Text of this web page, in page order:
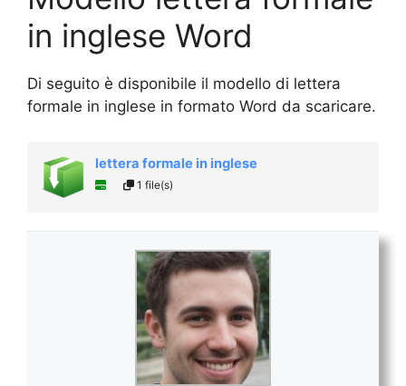
in inglese Word
Di seguito è disponibile il modello di lettera
formale in inglese in formato Word da scaricare.
lettera formale in inglese
1 file(s)